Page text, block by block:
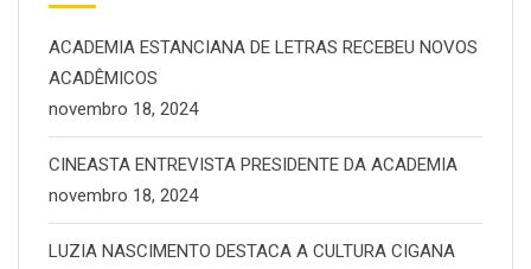
ACADEMIA ESTANCIANA DE LETRAS RECEBEU NOVOS
ACADÊMICOS
novembro 18, 2024
CINEASTA ENTREVISTA PRESIDENTE DA ACADEMIA
novembro 18, 2024
LUZIA NASCIMENTO DESTACA A CULTURA CIGANA